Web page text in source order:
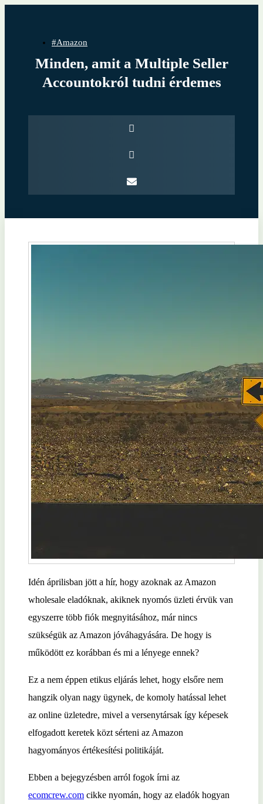
#Amazon
Minden, amit a Multiple Seller
Accountokról tudni érdemes
Idén áprilisban jött a hír, hogy azoknak az Amazon
wholesale eladóknak, akiknek nyomós üzleti érvük van
egyszerre több fiók megnyitásához, már nincs
szükségük az Amazon jóváhagyására. De hogy is
működött ez korábban és mi a lényege ennek?
Ez a nem éppen etikus eljárás lehet, hogy elsőre nem
hangzik olyan nagy ügynek, de komoly hatással lehet
az online üzletedre, mivel a versenytársak így képesek
elfogadott keretek közt sérteni az Amazon
hagyományos értékesítési politikáját.
Ebben a bejegyzésben arról fogok írni az
ecomcrew.com cikke nyomán, hogy az eladók hogyan